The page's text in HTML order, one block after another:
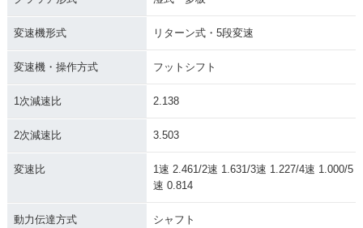
変速機形式 リターン式・5段変速
変速機・操作方式 フットシフト
1次減速比 2.138
2次減速比 3.503
変速比
1速 2.461/2速 1.631/3速 1.227/4速 1.000/5
速 0.814
動力伝達方式 シャフト